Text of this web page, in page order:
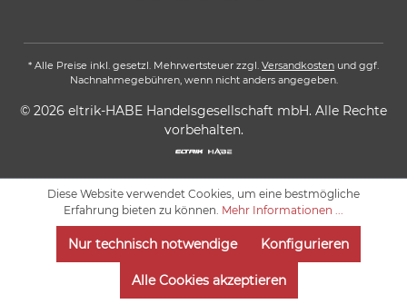
* Alle Preise inkl. gesetzl. Mehrwertsteuer zzgl. Versandkosten und ggf.
Nachnahmegebühren, wenn nicht anders angegeben.
© 2026 eltrik-HABE Handelsgesellschaft mbH. Alle Rechte
vorbehalten.
Diese Website verwendet Cookies, um eine bestmögliche
Erfahrung bieten zu können. Mehr Informationen ...
Nur technisch notwendige Konfigurieren
Alle Cookies akzeptieren